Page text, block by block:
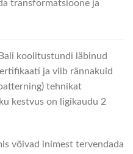
transformatsioone ja
koolitustundi läbinud
ja viib rännakuid
tehnikat
kestvus on ligikaudu 2
võivad inimest tervendada